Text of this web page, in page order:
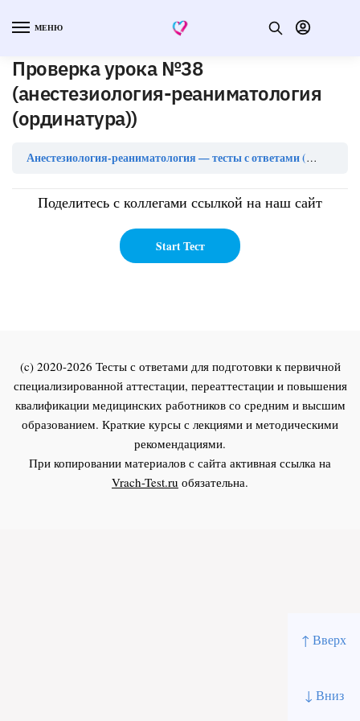
↑ Вверх
↓ Вниз
МЕНЮ
Проверка урока №38
(анестезиология-реаниматология
(ординатура))
Анестезиология-реаниматология — тесты с ответами (ординатура)
Поделитесь с коллегами ссылкой на наш сайт
(c) 2020-2026 Тесты с ответами для подготовки к первичной
специализированной аттестации, переаттестации и повышения
квалификации медицинских работников со средним и высшим
образованием. Краткие курсы с лекциями и методическими
рекомендациями.
При копировании материалов с сайта активная ссылка на
Vrach-Test.ru обязательна.